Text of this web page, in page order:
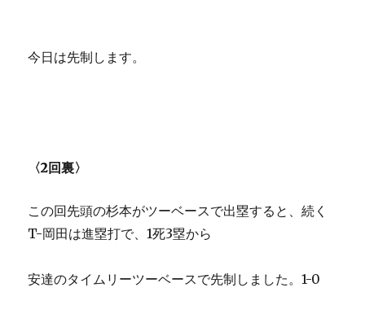
今日は先制します。
〈2回裏〉
この回先頭の杉本がツーベースで出塁すると、続く
T-岡田は進塁打で、1死3塁から
安達のタイムリーツーベースで先制しました。1-0